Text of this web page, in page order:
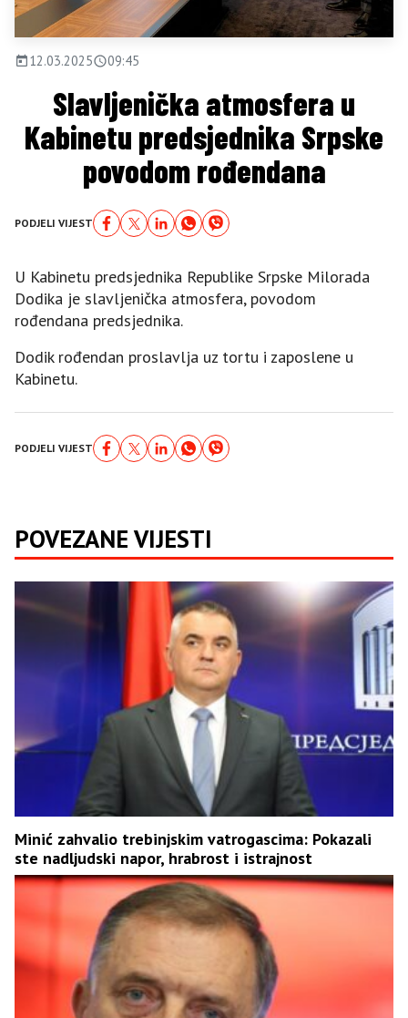
12.03.2025 09:45
Slavljenička atmosfera u
Kabinetu predsjednika Srpske
povodom rođendana
PODJELI VIJEST
U Kabinetu predsjednika Republike Srpske Milorada
Dodika je slavljenička atmosfera, povodom
rođendana predsjednika.
Dodik rođendan proslavlja uz tortu i zaposlene u
Kabinetu.
PODJELI VIJEST
POVEZANE VIJESTI
Minić zahvalio trebinjskim vatrogascima: Pokazali
ste nadljudski napor, hrabrost i istrajnost